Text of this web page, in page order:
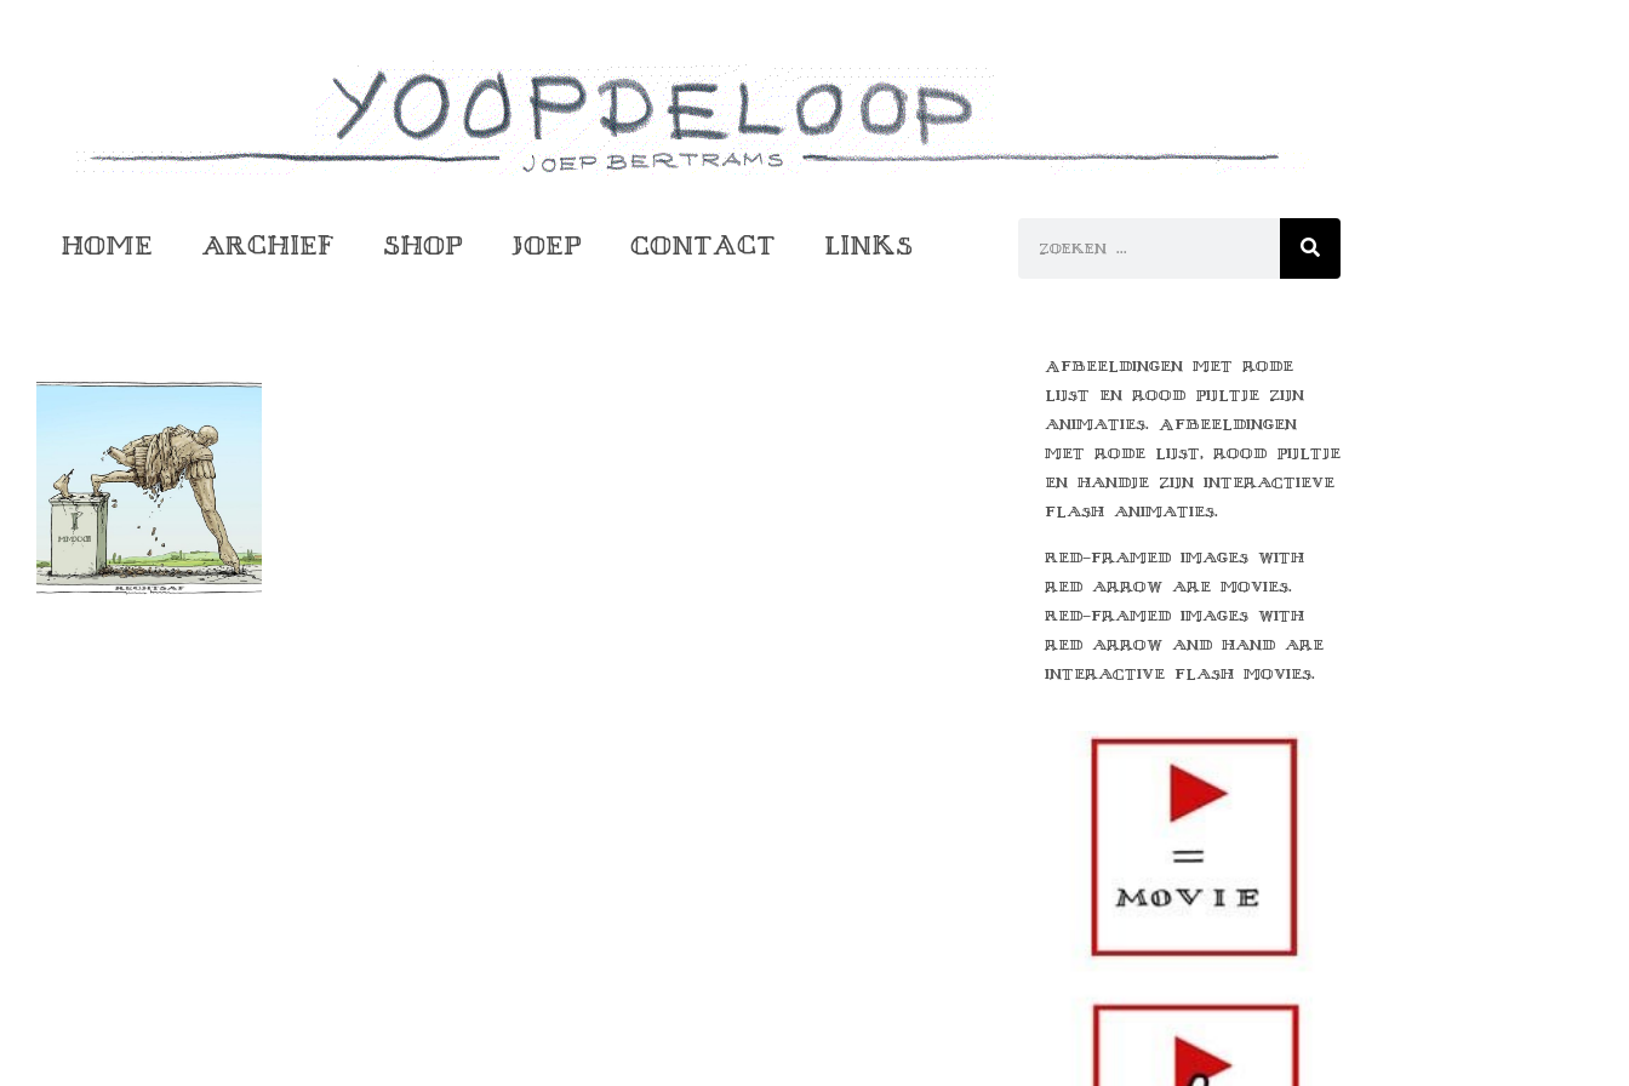
Home Archief Shop Joep Contact Links
Afbeeldingen met rode
lijst en rood pijltje zijn
animaties. Afbeeldingen
met rode lijst, rood pijltje
en handje zijn interactieve
flash animaties.
Red-framed images with
red arrow are movies.
Red-framed images with
red arrow and hand are
interactive flash movies.